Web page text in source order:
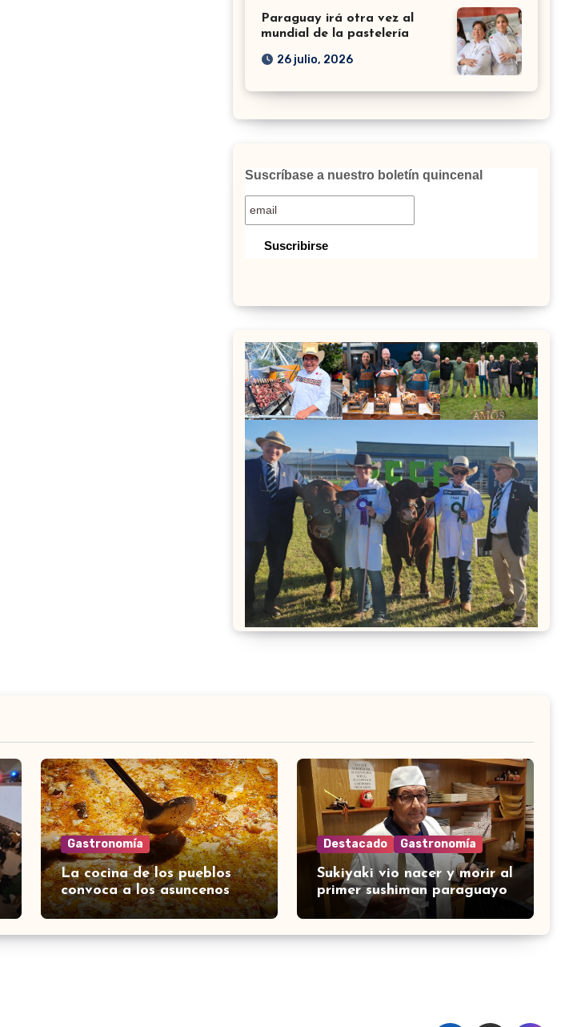
Paraguay irá otra vez al
mundial de la pastelería
26 julio, 2026
Suscríbase a nuestro boletín quincenal
Gastronomía
La cocina de los pueblos
convoca a los asuncenos
Destacado Gastronomía
Sukiyaki vio nacer y morir al
primer sushiman paraguayo